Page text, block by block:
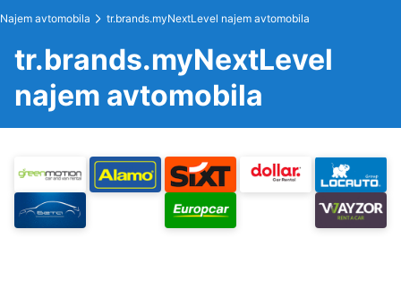
Najem avtomobila tr.brands.myNextLevel najem avtomobila
tr.brands.myNextLevel
najem avtomobila